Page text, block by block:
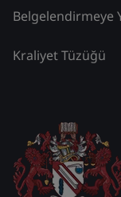
Belgelendirmeye
Kraliyet Tüzüğü